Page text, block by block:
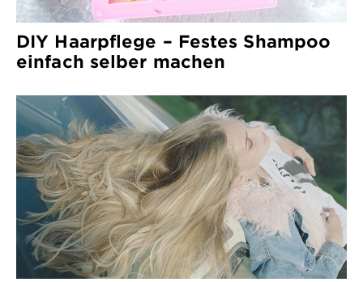
DIY Haarpflege – Festes Shampoo
einfach selber machen